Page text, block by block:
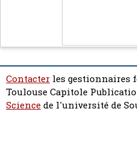
Contacter les gestionnaires
Toulouse Capitole
Sciencede l'université de